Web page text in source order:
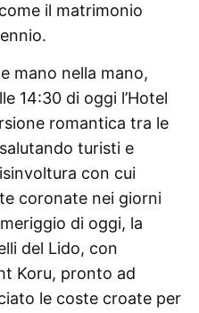
il matrimonio
mano nella mano,
14:30 di oggi l’Hotel
romantica tra le
turisti e
con cui
coronate nei giorni
di oggi, la
del Lido, con
Koru, pronto ad
le coste croate per